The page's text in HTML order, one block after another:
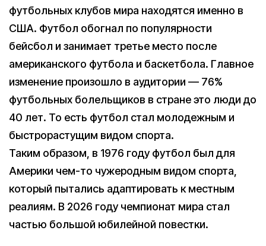
футбольных клубов мира находятся именно в
США. Футбол обогнал по популярности
бейсбол и занимает третье место после
американского футбола и баскетбола. Главное
изменение произошло в аудитории — 76%
футбольных болельщиков в стране это люди до
40 лет. То есть футбол стал молодежным и
быстрорастущим видом спорта.
Таким образом, в 1976 году футбол был для
Америки чем-то чужеродным видом спорта,
который пытались адаптировать к местным
реалиям. В 2026 году чемпионат мира стал
частью большой юбилейной повестки.